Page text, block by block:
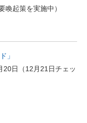
喚起策を実施中）
」
日（12月21日チェッ